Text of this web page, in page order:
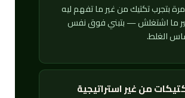
بتجرب تكتيك من غير ما تفهم ليه
ما اشتغلش — بتبني فوق نفس
الغلط.
من غير استراتيجية